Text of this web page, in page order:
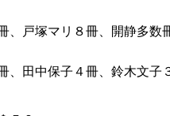
、戸塚マリ８冊、開静多数
、田中保子４冊、鈴木文子